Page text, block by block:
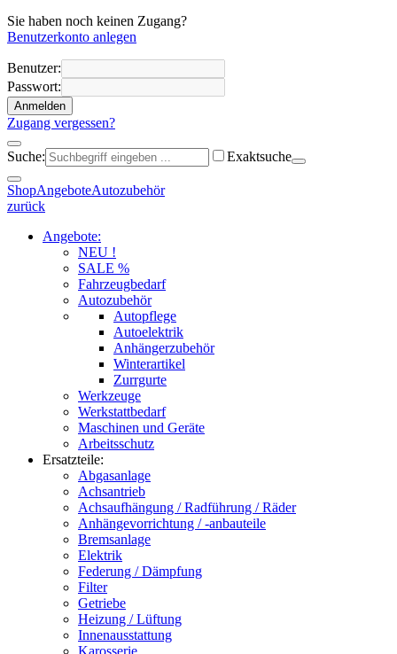
Sie haben noch keinen Zugang?
Benutzerkonto anlegen
Benutzer:
Passwort:
Anmelden
Zugang vergessen?
Suche: Exaktsuche
ShopAngeboteAutozubehör
zurück
Angebote:
NEU !
SALE %
Fahrzeugbedarf
Autozubehör
Autopflege
Autoelektrik
Anhängerzubehör
Winterartikel
Zurrgurte
Werkzeuge
Werkstattbedarf
Maschinen und Geräte
Arbeitsschutz
Ersatzteile:
Abgasanlage
Achsantrieb
Achsaufhängung / Radführung / Räder
Anhängevorrichtung / -anbauteile
Bremsanlage
Elektrik
Federung / Dämpfung
Filter
Getriebe
Heizung / Lüftung
Innenausstattung